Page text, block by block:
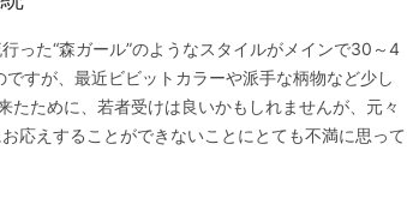
った“森ガール”のようなスタイルがメインで30～4
すが、最近ビビットカラーや派手な柄物など少し
ために、若者受けは良いかもしれませんが、元々
応えすることができないことにとても不満に思って